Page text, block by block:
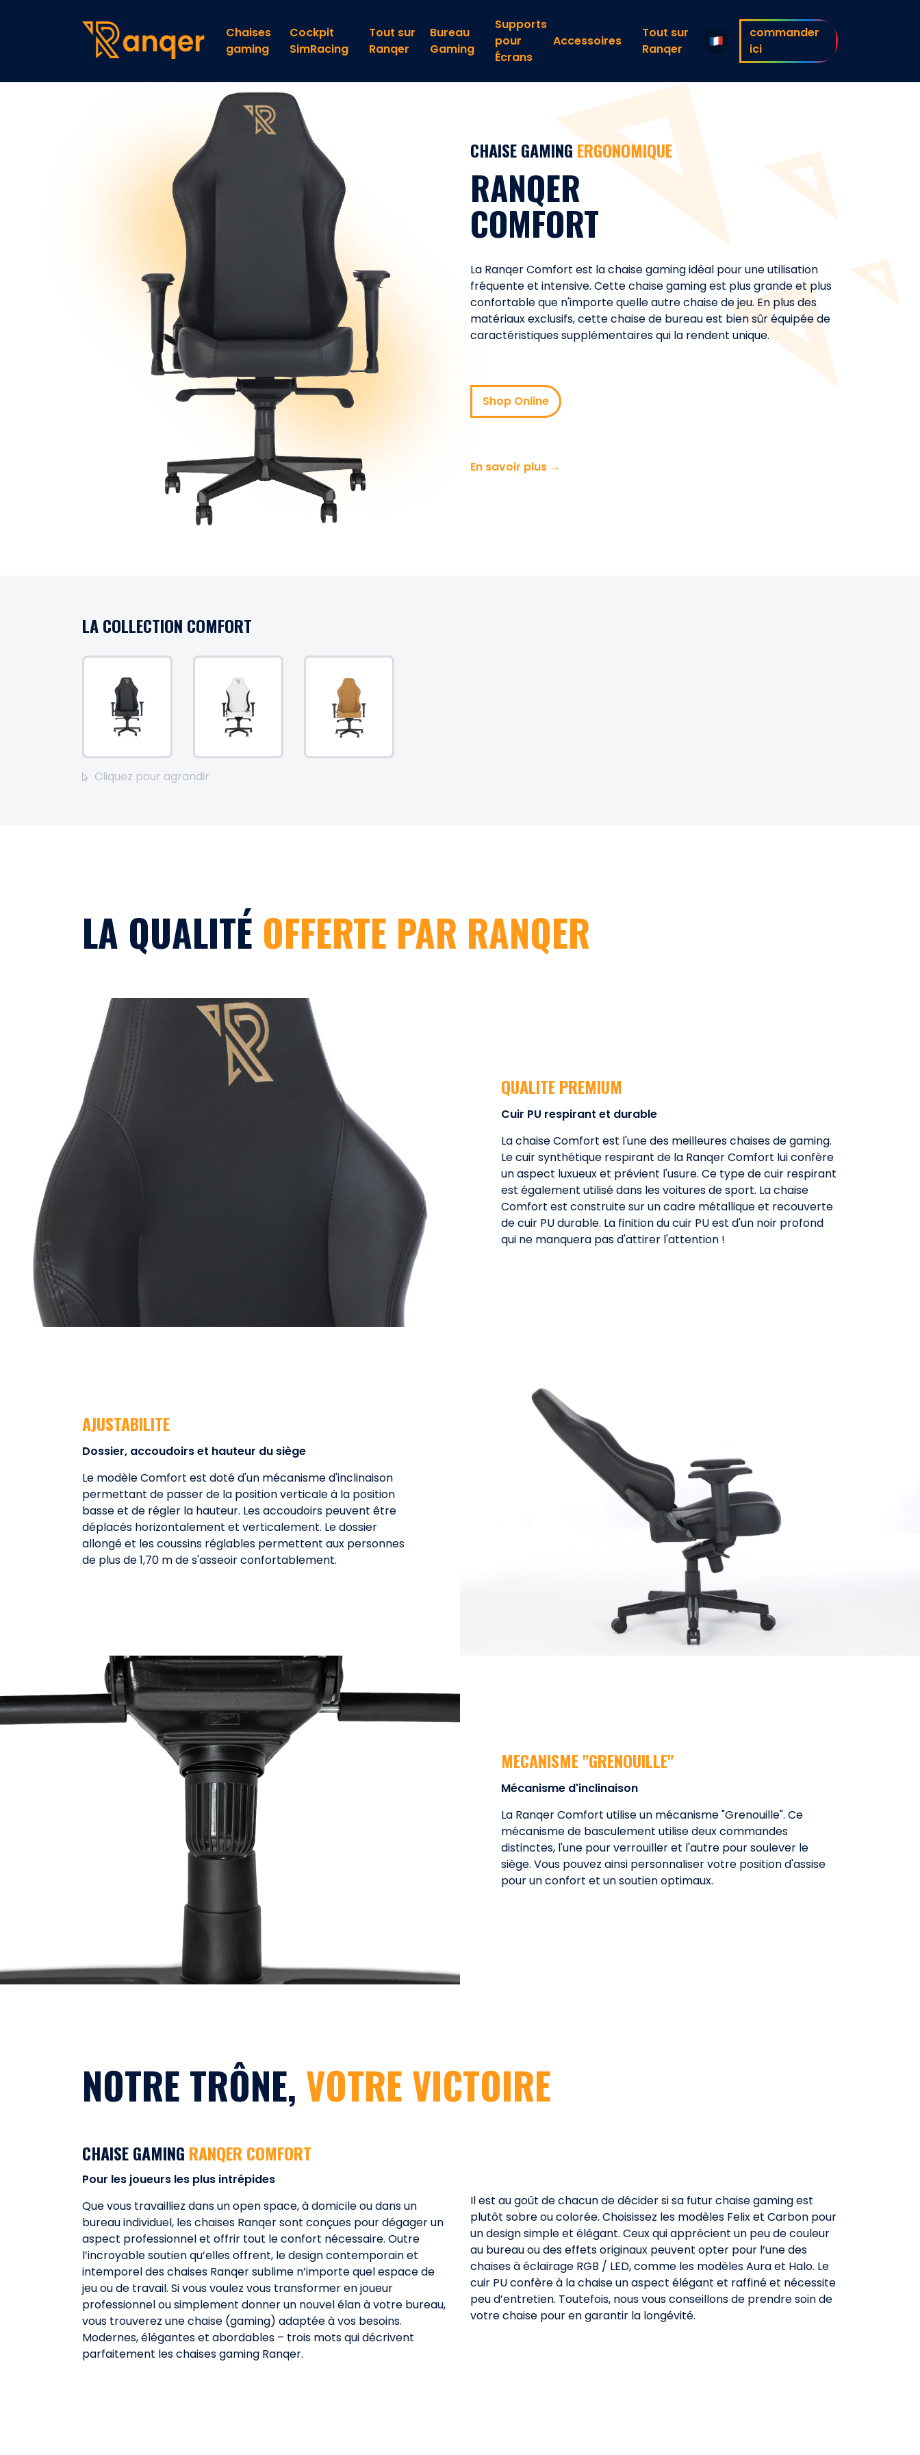
Chaises
gaming
Cockpit
SimRacing
Tout sur
Ranqer
Bureau
Gaming
Supports
pour
Écrans
Accessoires
Tout sur
Ranqer
commander
ici
CHAISE GAMING ERGONOMIQUE
RANQER
COMFORT
La Ranqer Comfort est la chaise gaming idéal pour une utilisation
fréquente et intensive. Cette chaise gaming est plus grande et plus
confortable que n'importe quelle autre chaise de jeu. En plus des
matériaux exclusifs, cette chaise de bureau est bien sûr équipée de
caractéristiques supplémentaires qui la rendent unique.
Shop Online
En savoir plus →
LA COLLECTION COMFORT
Cliquez pour agrandir
LA QUALITÉ OFFERTE PAR RANQER
QUALITE PREMIUM
Cuir PU respirant et durable
La chaise Comfort est l'une des meilleures chaises de gaming.
Le cuir synthétique respirant de la Ranqer Comfort lui confère
un aspect luxueux et prévient l'usure. Ce type de cuir respirant
est également utilisé dans les voitures de sport. La chaise
Comfort est construite sur un cadre métallique et recouverte
de cuir PU durable. La finition du cuir PU est d'un noir profond
qui ne manquera pas d'attirer l'attention !
AJUSTABILITE
Dossier, accoudoirs et hauteur du siège
Le modèle Comfort est doté d'un mécanisme d'inclinaison
permettant de passer de la position verticale à la position
basse et de régler la hauteur. Les accoudoirs peuvent être
déplacés horizontalement et verticalement. Le dossier
allongé et les coussins réglables permettent aux personnes
de plus de 1,70 m de s'asseoir confortablement.
MECANISME "GRENOUILLE"
Mécanisme d'inclinaison
La Ranqer Comfort utilise un mécanisme "Grenouille". Ce
mécanisme de basculement utilise deux commandes
distinctes, l'une pour verrouiller et l'autre pour soulever le
siège. Vous pouvez ainsi personnaliser votre position d'assise
pour un confort et un soutien optimaux.
NOTRE TRÔNE, VOTRE VICTOIRE
CHAISE GAMING RANQER COMFORT
Pour les joueurs les plus intrépides
Que vous travailliez dans un open space, à domicile ou dans un
bureau individuel, les chaises Ranqer sont conçues pour dégager un
aspect professionnel et offrir tout le confort nécessaire. Outre
l’incroyable soutien qu’elles offrent, le design contemporain et
intemporel des chaises Ranqer sublime n’importe quel espace de
jeu ou de travail. Si vous voulez vous transformer en joueur
professionnel ou simplement donner un nouvel élan à votre bureau,
vous trouverez une chaise (gaming) adaptée à vos besoins.
Modernes, élégantes et abordables – trois mots qui décrivent
parfaitement les chaises gaming Ranqer.
Il est au goût de chacun de décider si sa futur chaise gaming est
plutôt sobre ou colorée. Choisissez les modèles Felix et Carbon pour
un design simple et élégant. Ceux qui apprécient un peu de couleur
au bureau ou des effets originaux peuvent opter pour l’une des
chaises à éclairage RGB / LED, comme les modèles Aura et Halo. Le
cuir PU confère à la chaise un aspect élégant et raffiné et nécessite
peu d’entretien. Toutefois, nous vous conseillons de prendre soin de
votre chaise pour en garantir la longévité.